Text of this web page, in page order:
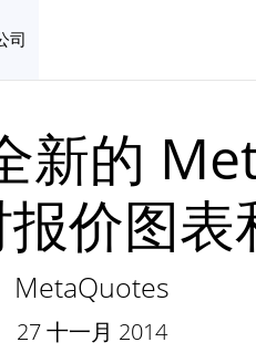
司
新的
价图
MetaQuotes
27 十一月 2014